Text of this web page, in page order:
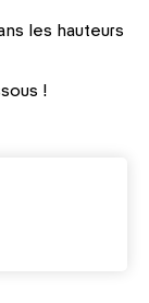
les hauteurs
!